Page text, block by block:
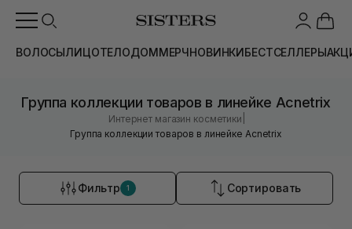
ВОЛОСЫЛИЦОТЕЛОДОММЕРЧНОВИНКИБЕСТСЕЛЛЕРЫ
Группа коллекции товаров в линейке Acnetrix
Интернет магазин косметики
Группа коллекции товаров в линейке Acnetrix
Фильтр 1 Сортировать